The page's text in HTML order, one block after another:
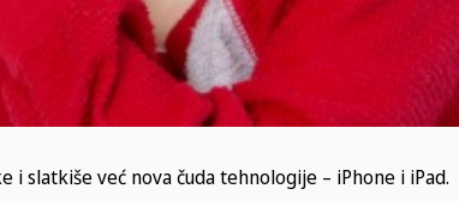
slatkiše već nova čuda tehnologije – iPhone i iPad.